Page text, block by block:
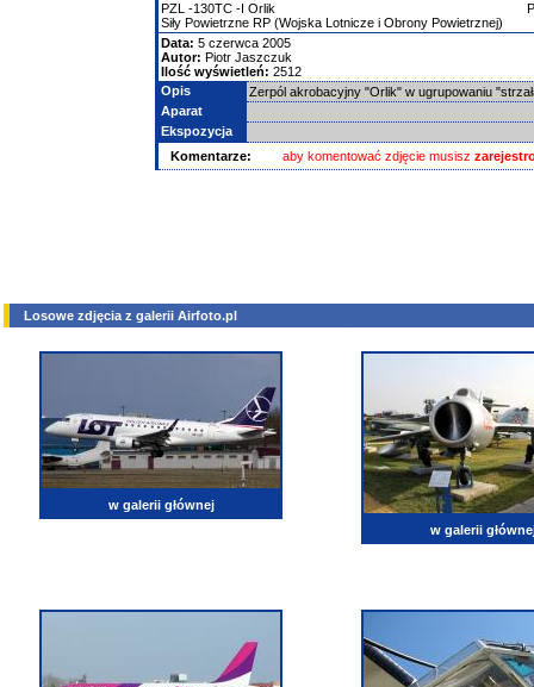
PZL -130TC -I Orlik
Siły Powietrzne RP (Wojska Lotnicze i Obrony Powietrznej)
Data: 5 czerwca 2005
Autor: Piotr Jaszczuk
Ilość wyświetleń: 2512
Opis
Zerpól akrobacyjny "Orlik" w ugrupowaniu
Aparat
Ekspozycja
Komentarze:
aby komentować zdjęcie musisz
Losowe zdjęcia z galerii Airfoto.pl
w galerii głównej
w galerii